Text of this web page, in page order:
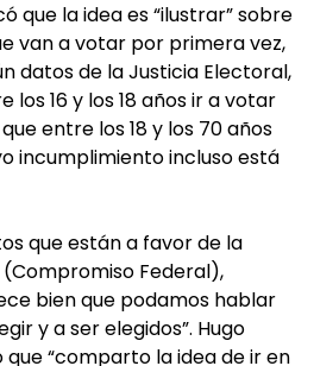
que la idea es “ilustrar” sobre
van a votar por primera vez,
datos de la Justicia Electoral,
los 16 y los 18 años ir a votar
entre los 18 y los 70 años
incumplimiento incluso está
que están a favor de la
Federal),
bien que podamos hablar
y a ser elegidos”. Hugo
que “comparto la idea de ir en